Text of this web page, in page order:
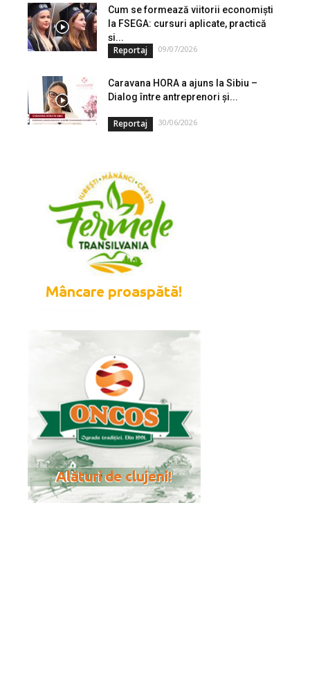
Cum se formează viitorii economiști
la FSEGA: cursuri aplicate, practică
și...
Reportaj 09/07/2026
Caravana HORA a ajuns la Sibiu –
Dialog între antreprenori și...
Reportaj 30/06/2026